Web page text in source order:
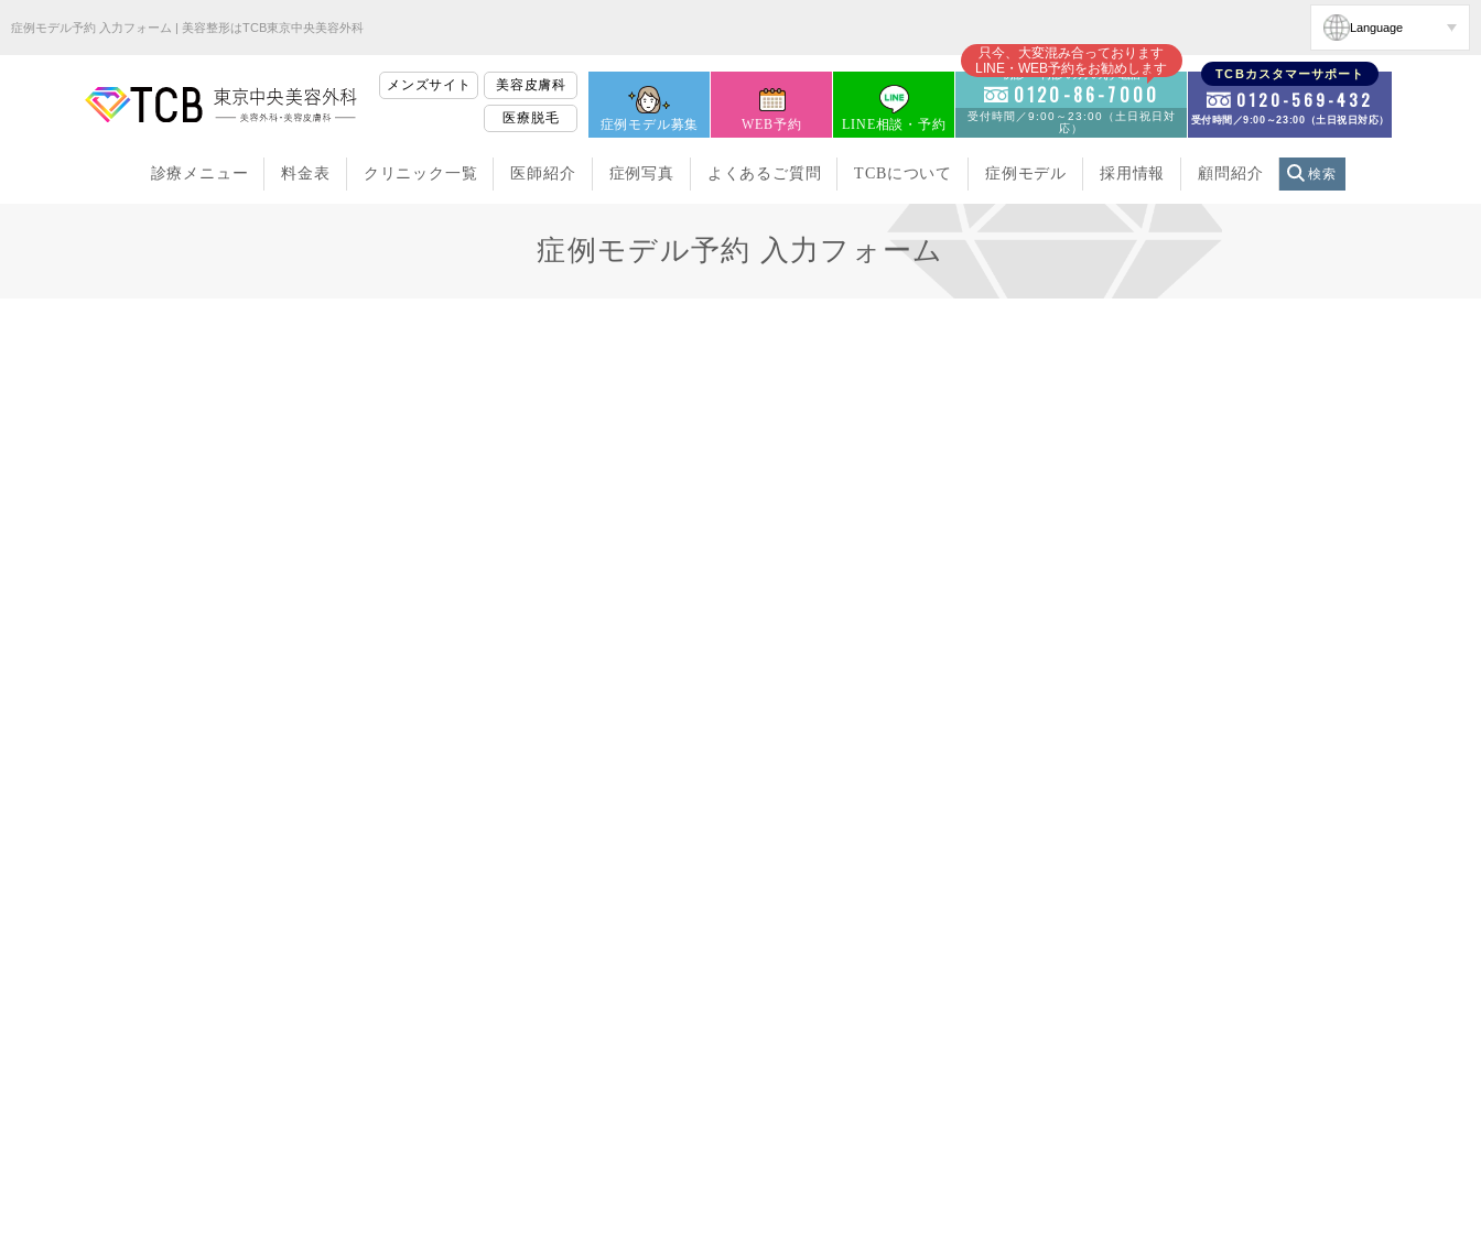
症例モデル予約 入力フォーム | 美容整形はTCB東京中央美容外科 Language
メンズサイト 美容皮膚科
医療脱毛 症例モデル募集 WEB予約 LINE相談・予約
只今、大変混み合っております
LINE・WEB予約をお勧めします
初診・再診の方のお電話
0120-86-7000
受付時間／9:00～23:00（土日祝日対
応）
TCBカスタマーサポート
0120-569-432
受付時間／9:00～23:00（土日祝日対応）
診療メニュー 料金表 クリニック一覧 医師紹介 症例写真 よくあるご質問 TCBについて 症例モデル 採用情報 顧問紹介 検索
症例モデル予約 入力フォーム